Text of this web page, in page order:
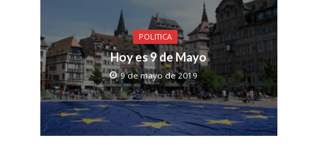
POLITICA
Hoy es 9 de Mayo
9 de mayo de 2019